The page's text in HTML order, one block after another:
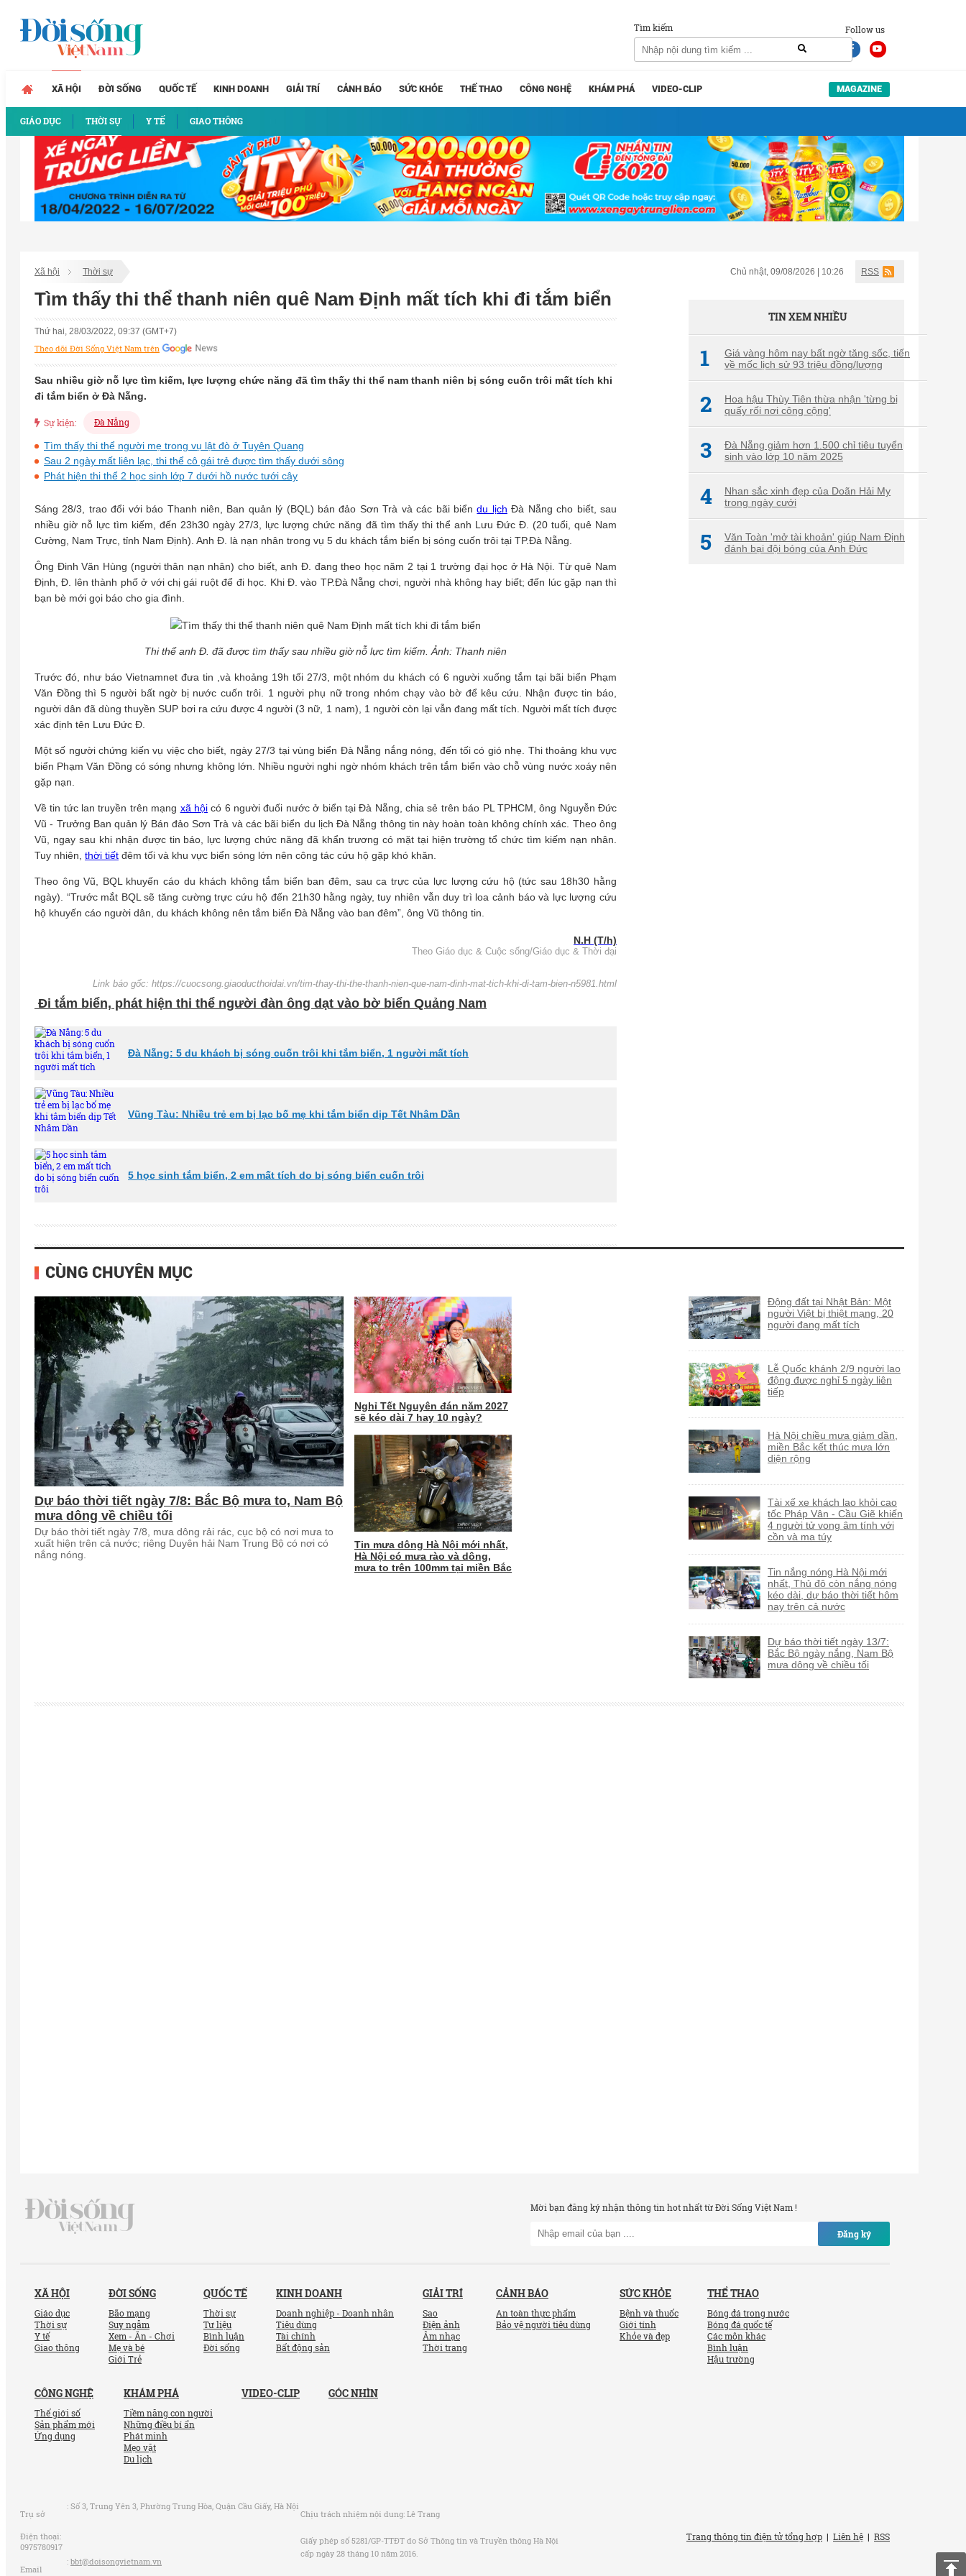
Follow us
Tìm kiếm
XÃ HỘI
GIÁO DỤC THỜI SỰ Y TẾ GIAO THÔNG
ĐỜI SỐNG QUỐC TẾ KINH DOANH GIẢI TRÍ CẢNH BÁO SỨC KHỎE THỂ THAO CÔNG NGHỆ KHÁM PHÁ VIDEO-CLIP MAGAZINE
Xã hội Thời sự Chủ nhật, 09/08/2026 | 10:26 RSS
Tìm thấy thi thể thanh niên quê Nam Định mất tích khi đi tắm biển
Thứ hai, 28/03/2022, 09:37 (GMT+7)
Theo dõi Đời Sống Việt Nam trên
Sau nhiều giờ nỗ lực tìm kiếm, lực lượng chức năng đã tìm thấy thi thể nam thanh niên bị sóng cuốn trôi mất tích khi
đi tắm biển ở Đà Nẵng.
Sự kiện: Đà Nẵng
Tìm thấy thi thể người mẹ trong vụ lật đò ở Tuyên Quang
Sau 2 ngày mất liên lạc, thi thể cô gái trẻ được tìm thấy dưới sông
Phát hiện thi thể 2 học sinh lớp 7 dưới hồ nước tưới cây
Sáng 28/3, trao đổi với báo Thanh niên, Ban quản lý (BQL) bán đảo Sơn Trà và các bãi biểndu lịch Đà Nẵng cho biết, sau
nhiều giờ nỗ lực tìm kiếm, đến 23h30 ngày 27/3, lực lượng chức năng đã tìm thấy thi thể anh Lưu Đức Đ. (20 tuổi, quê Nam
Cường, Nam Trực, tỉnh Nam Định). Anh Đ. là nạn nhân trong vụ 5 du khách tắm biển bị sóng cuốn trôi tại TP.Đà Nẵng.
Ông Đinh Văn Hùng (người thân nạn nhân) cho biết, anh Đ. đang theo học năm 2 tại 1 trường đại học ở Hà Nội. Từ quê Nam
Định, Đ. lên thành phố ở với chị gái ruột để đi học. Khi Đ. vào TP.Đà Nẵng chơi, người nhà không hay biết; đến lúc gặp nạn thì
bạn bè mới gọi báo cho gia đình.
Thi thể anh Đ. đã được tìm thấy sau nhiều giờ nỗ lực tìm kiếm. Ảnh: Thanh niên
Trước đó, như báo Vietnamnet đưa tin ,và khoảng 19h tối 27/3, một nhóm du khách có 6 người xuống tắm tại bãi biển Phạm
Văn Đồng thì 5 người bất ngờ bị nước cuốn trôi. 1 người phụ nữ trong nhóm chạy vào bờ để kêu cứu. Nhận được tin báo,
người dân đã dùng thuyền SUP bơi ra cứu được 4 người (3 nữ, 1 nam), 1 người còn lại vẫn đang mất tích. Người mất tích được
xác định tên Lưu Đức Đ.
Một số người chứng kiến vụ việc cho biết, ngày 27/3 tại vùng biển Đà Nẵng nắng nóng, đến tối có gió nhẹ. Thi thoảng khu vực
biển Phạm Văn Đồng có sóng nhưng không lớn. Nhiều người nghi ngờ nhóm khách trên tắm biển vào chỗ vùng nước xoáy nên
gặp nạn.
Về tin tức lan truyền trên mạng xã hộicó 6 người đuối nước ở biển tại Đà Nẵng, chia sẻ trên báo PL TPHCM, ông Nguyễn Đức
Vũ - Trưởng Ban quản lý Bán đảo Sơn Trà và các bãi biển du lịch Đà Nẵng thông tin này hoàn toàn không chính xác. Theo ông
Vũ, ngay sau khi nhận được tin báo, lực lượng chức năng đã khẩn trương có mặt tại hiện trường tổ chức tìm kiếm nạn nhân.
Tuy nhiên, thời tiết đêm tối và khu vực biển sóng lớn nên công tác cứu hộ gặp khó khăn.
Theo ông Vũ, BQL khuyến cáo du khách không tắm biển ban đêm, sau ca trực của lực lượng cứu hộ (tức sau 18h30 hằng
ngày). “Trước mắt BQL sẽ tăng cường trực cứu hộ đến 21h30 hằng ngày, tuy nhiên vẫn duy trì loa cảnh báo và lực lượng cứu
hộ khuyến cáo người dân, du khách không nên tắm biển Đà Nẵng vào ban đêm”, ông Vũ thông tin.
N.H (T/h)
Theo Giáo dục & Cuộc sống/Giáo dục & Thời đại
Link báo gốc: https://cuocsong.giaoducthoidai.vn/tim-thay-thi-the-thanh-nien-que-nam-dinh-mat-tich-khi-di-tam-bien-n5981.html
Đi tắm biển, phát hiện thi thể người đàn ông dạt vào bờ biển Quảng Nam
Đà Nẵng: 5 du khách bị sóng cuốn trôi khi tắm biển, 1 người mất tích
Vũng Tàu: Nhiều trẻ em bị lạc bố mẹ khi tắm biển dịp Tết Nhâm Dần
5 học sinh tắm biển, 2 em mất tích do bị sóng biển cuốn trôi
TIN XEM NHIỀU
1
Giá vàng hôm nay bất ngờ tăng sốc, tiến
về mốc lịch sử 93 triệu đồng/lượng
2
Hoa hậu Thùy Tiên thừa nhận 'từng bị
quấy rối nơi công cộng'
3
Đà Nẵng giảm hơn 1.500 chỉ tiêu tuyển
sinh vào lớp 10 năm 2025
4
Nhan sắc xinh đẹp của Doãn Hải My
trong ngày cưới
5
Văn Toàn 'mở tài khoản' giúp Nam Định
đánh bại đội bóng của Anh Đức
CÙNG CHUYÊN MỤC
Dự báo thời tiết ngày 7/8: Bắc Bộ mưa to, Nam Bộ
mưa dông về chiều tối
Dự báo thời tiết ngày 7/8, mưa dông rải rác, cục bộ có nơi mưa to
xuất hiện trên cả nước; riêng Duyên hải Nam Trung Bộ có nơi có
nắng nóng.
Nghỉ Tết Nguyên đán năm 2027
sẽ kéo dài 7 hay 10 ngày?
Tin mưa dông Hà Nội mới nhất,
Hà Nội có mưa rào và dông,
mưa to trên 100mm tại miền Bắc
Động đất tại Nhật Bản: Một
người Việt bị thiệt mạng, 20
người đang mất tích
Lễ Quốc khánh 2/9 người lao
động được nghỉ 5 ngày liên
tiếp
Hà Nội chiều mưa giảm dần,
miền Bắc kết thúc mưa lớn
diện rộng
Tài xế xe khách lao khỏi cao
tốc Pháp Vân - Cầu Giẽ khiến
4 người tử vong âm tính với
cồn và ma túy
Tin nắng nóng Hà Nội mới
nhất, Thủ đô còn nắng nóng
kéo dài, dự báo thời tiết hôm
nay trên cả nước
Dự báo thời tiết ngày 13/7:
Bắc Bộ ngày nắng, Nam Bộ
mưa dông về chiều tối
Mời bạn đăng ký nhận thông tin hot nhất từ Đời Sống Việt Nam !
Đăng ký
XÃ HỘI
Giáo dục
Thời sự
Y tế
Giao thông
ĐỜI SỐNG
Bão mạng
Suy ngẫm
Xem - Ăn - Chơi
Mẹ và bé
Giới Trẻ
QUỐC TẾ
Thời sự
Tư liệu
Bình luận
Đời sống
KINH DOANH
Doanh nghiệp - Doanh nhân
Tiêu dùng
Tài chính
Bất động sản
GIẢI TRÍ
Sao
Điện ảnh
Âm nhạc
Thời trang
CẢNH BÁO
An toàn thực phẩm
Bảo vệ người tiêu dùng
SỨC KHỎE
Bệnh và thuốc
Giới tính
Khỏe và đẹp
THỂ THAO
Bóng đá trong nước
Bóng đá quốc tế
Các môn khác
Bình luận
Hậu trường
CÔNG NGHỆ
Thế giới số
Sản phẩm mới
Ứng dụng
KHÁM PHÁ
Tiềm năng con người
Những điều bí ẩn
Phát minh
Mẹo vặt
Du lịch
VIDEO-CLIP GÓC NHÌN
Trụ sở
: Số 3, Trung Yên 3, Phường Trung Hòa, Quận Cầu Giấy, Hà Nội
Điện thoại:
0975780917
Email
: bbt@doisongvietnam.vn
Chịu trách nhiệm nội dung: Lê Trang
Giấy phép số 5281/GP-TTĐT do Sở Thông tin và Truyền thông Hà Nội
cấp ngày 28 tháng 10 năm 2016.
Trang thông tin điện tử tổng hợp | Liên hệ | RSS